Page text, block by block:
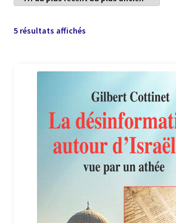
Conditions de Vente
Connection
Listes d’Envies
Livres de Peter Randa
Livres de Philippe Randa
Login Customizer
5 résultats affichésTrié
récent
plus
ancien